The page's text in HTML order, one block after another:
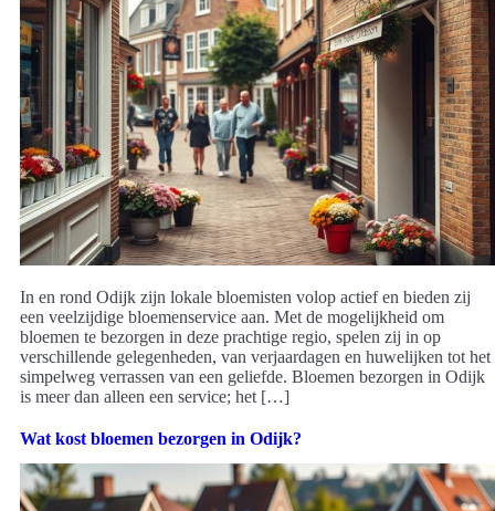
In en rond Odijk zijn lokale bloemisten volop actief en bieden zij
een veelzijdige bloemenservice aan. Met de mogelijkheid om
bloemen te bezorgen in deze prachtige regio, spelen zij in op
verschillende gelegenheden, van verjaardagen en huwelijken tot het
simpelweg verrassen van een geliefde. Bloemen bezorgen in Odijk
is meer dan alleen een service; het […]
Wat kost bloemen bezorgen in Odijk?